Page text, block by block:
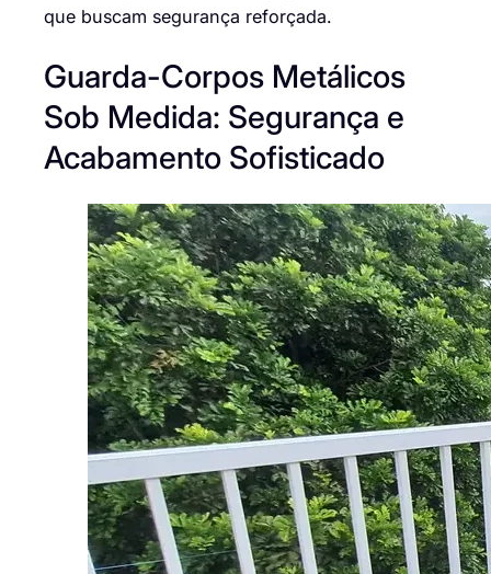
que buscam segurança reforçada.
Guarda-Corpos Metálicos
Sob Medida: Segurança e
Acabamento Sofisticado